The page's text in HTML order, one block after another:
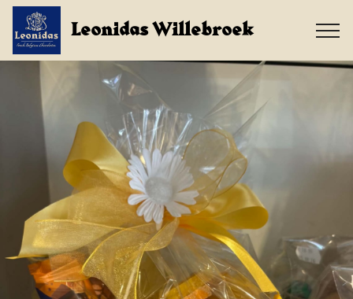
Leonidas Willebroek